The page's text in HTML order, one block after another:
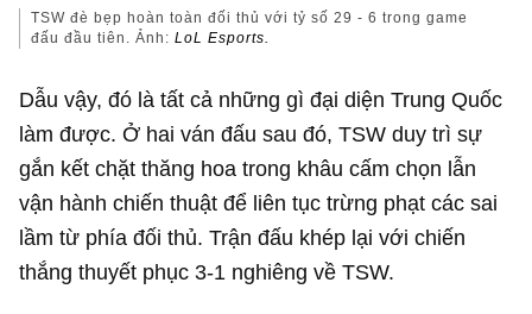
TSW đè bẹp hoàn toàn đối thủ với tỷ số 29 - 6 trong game
đấu đầu tiên. Ảnh:LoL Esports.
Dẫu vậy, đó là tất cả những gì đại diện Trung Quốc
làm được. Ở hai ván đấu sau đó, TSW duy trì sự
gắn kết chặt thăng hoa trong khâu cấm chọn lẫn
vận hành chiến thuật để liên tục trừng phạt các sai
lầm từ phía đối thủ. Trận đấu khép lại với chiến
thắng thuyết phục 3-1 nghiêng về TSW.